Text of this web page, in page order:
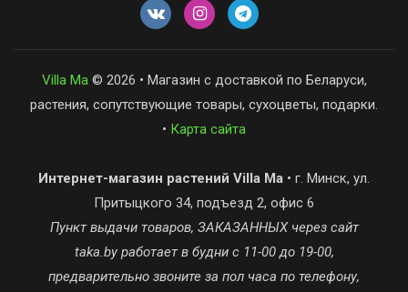
Villa Ma© 2026 • Магазин с доставкой по Беларуси,
растения, сопутствующие товары, сухоцветы, подарки.
• Карта сайта
Интернет-магазин растений Villa Ma • г. Минск, ул.
Притыцкого 34, подъезд 2, офис 6
Пункт выдачи товаров, ЗАКАЗАННЫХ через сайт
taka.by работает в будни с 11-00 до 19-00,
предварительно звоните за пол часа по телефону,